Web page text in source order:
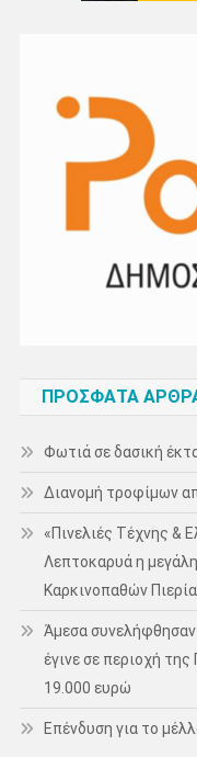
ΠΡΌΣΦΑΤΑ
Φωτιά σε δασική
Διανομή τροφίμων
«Πινελιές Τέχνης &
Λεπτοκαρυά η
Καρκινοπαθών
Άμεσα
έγινε σε περιοχή της
19.000 ευρώ
Επένδυση για το